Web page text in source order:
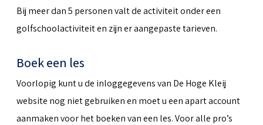
Bij meer dan 5 personen valt de activiteit onder een
golfschoolactiviteit en zijn er aangepaste tarieven.
Boek een les
Voorlopig kunt u de inloggegevens van De Hoge Kleij
website nog niet gebruiken en moet u een apart account
aanmaken voor het boeken van een les. Voor alle pro’s